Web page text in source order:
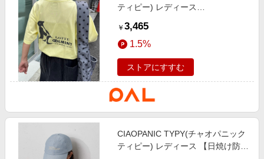
ティピー) レディース
バックロゴクールミントポケット
TEE イエロー
￥ 3,465
1.5%
ストアにすすむ
CIAOPANIC TYPY(チャオパニック
ティピー) レディース 【日焼け防